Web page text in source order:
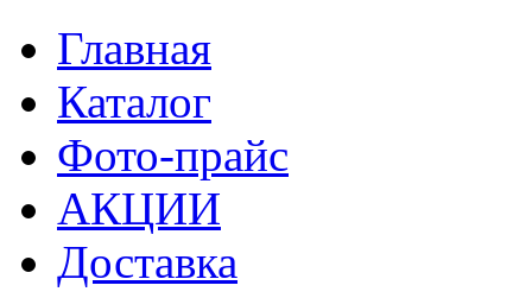
Главная
Каталог
Фото-прайс
АКЦИИ
Доставка